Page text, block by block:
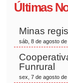
Últimas
Minas
sáb, 8 de agosto de
Funrural
sex, 7 de agosto de